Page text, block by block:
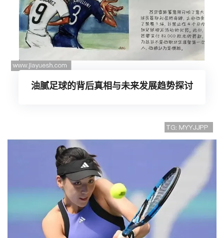
油腻足球的背后真相与未来发展趋势探讨